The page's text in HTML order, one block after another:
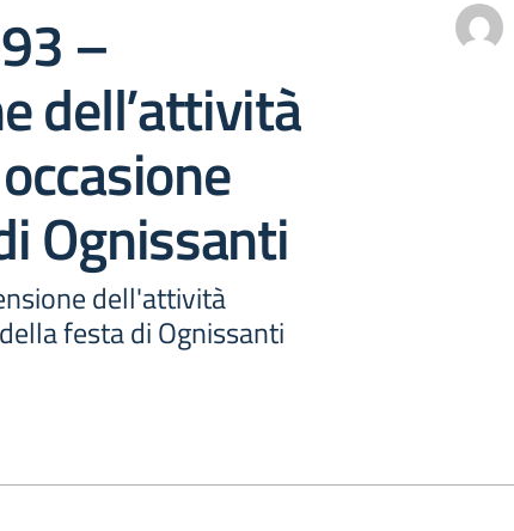
–
dell’attività
Ognissanti
dell'attività
festa di Ognissanti